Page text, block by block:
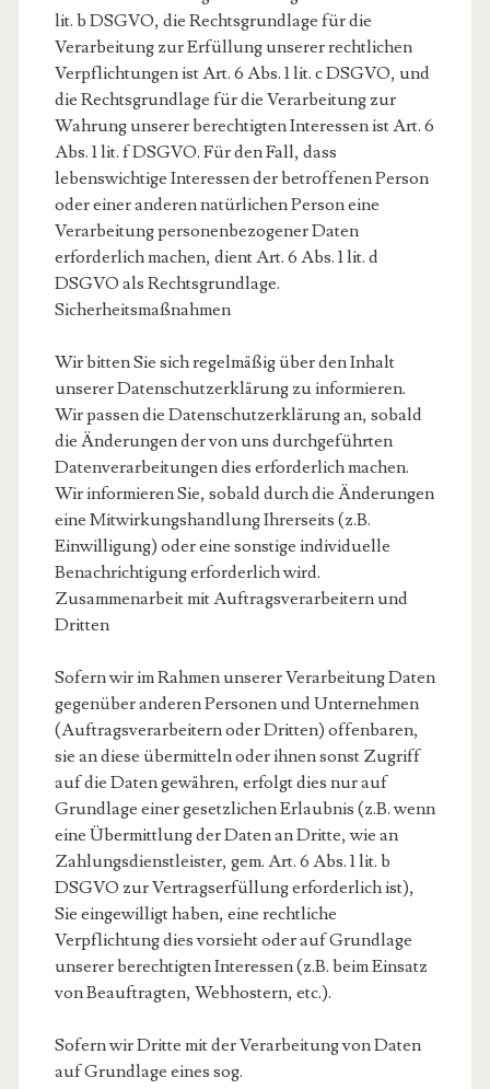
lit. b DSGVO, die Rechtsgrundlage für die
Verarbeitung zur Erfüllung unserer rechtlichen
Verpflichtungen ist Art. 6 Abs. 1 lit. c DSGVO, und
die Rechtsgrundlage für die Verarbeitung zur
Wahrung unserer berechtigten Interessen ist Art. 6
Abs. 1 lit. f DSGVO. Für den Fall, dass
lebenswichtige Interessen der betroffenen Person
oder einer anderen natürlichen Person eine
Verarbeitung personenbezogener Daten
erforderlich machen, dient Art. 6 Abs. 1 lit. d
DSGVO als Rechtsgrundlage.
Sicherheitsmaßnahmen
Wir bitten Sie sich regelmäßig über den Inhalt
unserer Datenschutzerklärung zu informieren.
Wir passen die Datenschutzerklärung an, sobald
die Änderungen der von uns durchgeführten
Datenverarbeitungen dies erforderlich machen.
Wir informieren Sie, sobald durch die Änderungen
eine Mitwirkungshandlung Ihrerseits (z.B.
Einwilligung) oder eine sonstige individuelle
Benachrichtigung erforderlich wird.
Zusammenarbeit mit Auftragsverarbeitern und
Dritten
Sofern wir im Rahmen unserer Verarbeitung Daten
gegenüber anderen Personen und Unternehmen
(Auftragsverarbeitern oder Dritten) offenbaren,
sie an diese übermitteln oder ihnen sonst Zugriff
auf die Daten gewähren, erfolgt dies nur auf
Grundlage einer gesetzlichen Erlaubnis (z.B. wenn
eine Übermittlung der Daten an Dritte, wie an
Zahlungsdienstleister, gem. Art. 6 Abs. 1 lit. b
DSGVO zur Vertragserfüllung erforderlich ist),
Sie eingewilligt haben, eine rechtliche
Verpflichtung dies vorsieht oder auf Grundlage
unserer berechtigten Interessen (z.B. beim Einsatz
von Beauftragten, Webhostern, etc.).
Sofern wir Dritte mit der Verarbeitung von Daten
auf Grundlage eines sog.